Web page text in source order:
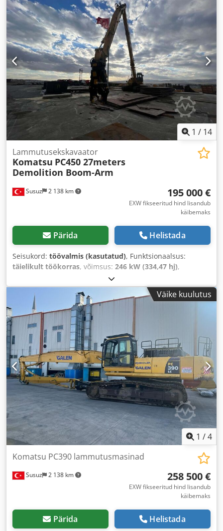
1 / 14
Susuz 2 138 km
Lammutusekskavaator
Komatsu PC450 27meters
Demolition Boom-Arm
195 000 €
EXW fikseeritud hind lisandub
käibemaks
Pärida Helistada
Seisukord: töövalmis (kasutatud), Funktsionaalsus:
täielikult töökorras, võimsus: 246 kW (334,47 hj),
, Ehitusaasta:
h, masina/sõiduki number:KMTP0087T02020305,
Väike kuulutus
1 /4
Susuz 2 138 km
Komatsu PC390 lammutusmasinad
258 500 €
EXW fikseeritud hind lisandub
käibemaks
Pärida Helistada